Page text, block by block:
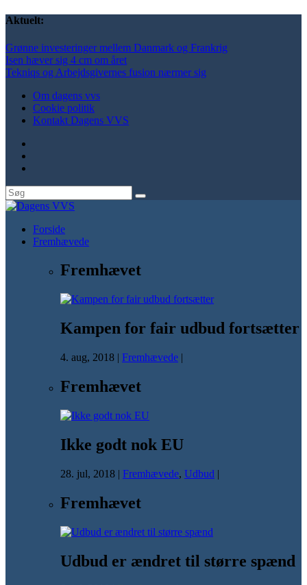
Aktuelt:
Grønne investeringer mellem Danmark og Frankrig
Isen hæver sig 4 cm om året
Tekniqs og Arbejdsgivernes fusion nærmer sig
Om dagens vvs
Cookie politik
Kontakt Dagens VVS
Forside
Fremhævede
Fremhævet
Kampen for fair udbud fortsætter
4. aug, 2018 | Fremhævede |
Fremhævet
Ikke godt nok EU
28. jul, 2018 | Fremhævede, Udbud |
Fremhævet
Udbud er ændret til større spænd